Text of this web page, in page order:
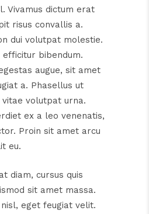
Vivamus dictum erat
risus convallis a.
dui volutpat molestie.
bibendum.
augue, sit amet
a. Phasellus ut
volutpat urna.
ex a leo venenatis,
Proin sit amet arcu
eu.
diam, cursus quis
sit amet massa.
eget feugiat velit.